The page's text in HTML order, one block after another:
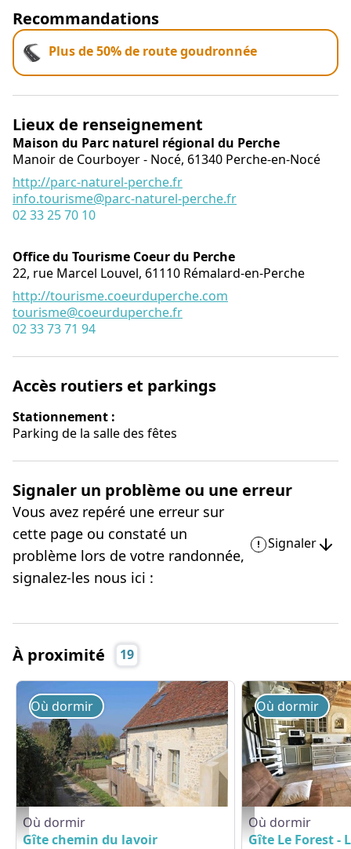
Recommandations
Plus de 50% de route goudronnée
Lieux de renseignement
Maison du Parc naturel régional du Perche
Manoir de Courboyer - Nocé, 61340 Perche-en-Nocé
http://parc-naturel-perche.fr
info.tourisme@parc-naturel-perche.fr
02 33 25 70 10
Office du Tourisme Coeur du Perche
22, rue Marcel Louvel, 61110 Rémalard-en-Perche
http://tourisme.coeurduperche.com
tourisme@coeurduperche.fr
02 33 73 71 94
Accès routiers et parkings
Stationnement :
Parking de la salle des fêtes
Signaler un problème ou une erreur
Vous avez repéré une erreur sur
cette page ou constaté un
problème lors de votre randonnée,
signalez-les nous ici :
Signaler
À proximité 19
Gite-Chemin-du-Lavoir-Courcerault - ©Tourisme61
Où dormir
Où dormir
Gîte chemin du lavoir
Le Forest - La
Où dormir
Où dormir
Gîte Le Forest -